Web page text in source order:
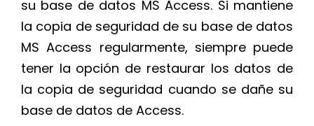
su base de datos MS Access. Si mantiene
la copia de seguridad de su base de datos
MS Access regularmente, siempre puede
tener la opción de restaurar los datos de
la copia de seguridad cuando se dañe su
base de datos de Access.